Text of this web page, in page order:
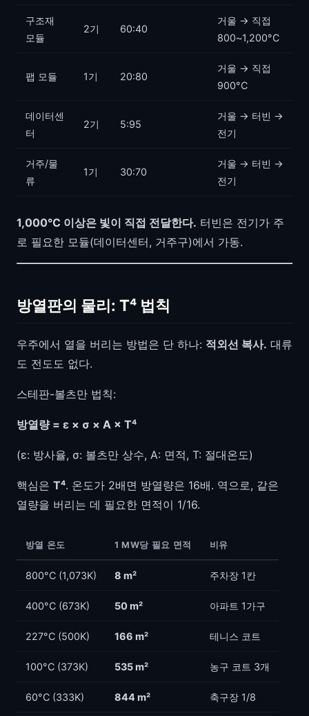
구조재
모듈
2기 60:40
거울 → 직접
800~1,200°C
팹 모듈 1기 20:80
거울 → 직접
900°C
데이터센
터
2기 5:95
거울 → 터빈 →
전기
거주/물
류
1기 30:70
거울 → 터빈 →
전기
1,000°C 이상은 빛이 직접 전달한다. 터빈은 전기가 주
로 필요한 모듈(데이터센터, 거주구)에서 가동.
방열판의 물리: T⁴ 법칙
우주에서 열을 버리는 방법은 단 하나: 적외선 복사. 대류
도 전도도 없다.
스테판-볼츠만 법칙:
방열량 = ε × σ × A × T⁴
(ε: 방사율, σ: 볼츠만 상수, A: 면적, T: 절대온도)
핵심은 T⁴. 온도가 2배면 방열량은 16배. 역으로, 같은
열량을 버리는 데 필요한 면적이 1/16.
방열 온도 1 MW당 필요 면적 비유
800°C (1,073K) 8 m² 주차장 1칸
400°C (673K) 50 m² 아파트 1가구
227°C (500K) 166 m² 테니스 코트
100°C (373K) 535 m² 농구 코트 3개
60°C (333K) 844 m² 축구장 1/8